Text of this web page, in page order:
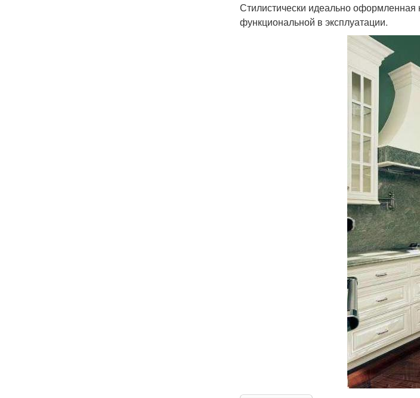
Стилистически идеально оформленная
функциональной в эксплуатации.